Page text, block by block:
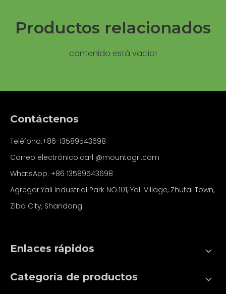
Productos relacionados
contenido está vacío!
Contáctenos
Teléfono:+86-13589543698
Correo electrónico:carl @mountagri.com
WhatsApp: +86 13589543698
Agregar:Yali Industrial Park NO.101, Yali Village, Zhutai Town,
Zibo City, Shandong
Enlaces rápidos
Categoría de productos